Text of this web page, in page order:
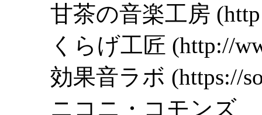
甘茶の音楽工房 (http://
くらげ工匠 (http://
効果音ラボ (https://
ニコニ・コモンズ